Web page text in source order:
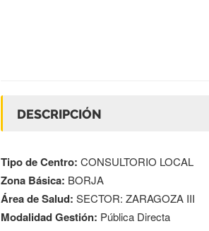
DESCRIPCIÓN
Tipo de Centro: CONSULTORIO LOCAL
Zona Básica: BORJA
Área de Salud: SECTOR: ZARAGOZA III
Modalidad Gestión: Pública Directa